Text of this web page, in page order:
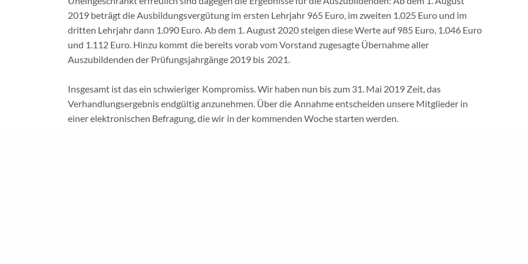
2019 beträgt die Ausbildungsvergütung im ersten Lehrjahr 965 Euro, im zweiten 1.025 Euro und im
dritten Lehrjahr dann 1.090 Euro. Ab dem 1. August 2020 steigen diese Werte auf 985 Euro, 1.046 Euro
und 1.112 Euro. Hinzu kommt die bereits vorab vom Vorstand zugesagte Übernahme aller
Auszubildenden der Prüfungsjahrgänge 2019 bis 2021.
Insgesamt ist das ein schwieriger Kompromiss. Wir haben nun bis zum 31. Mai 2019 Zeit, das
Verhandlungsergebnis endgültig anzunehmen. Über die Annahme entscheiden unsere Mitglieder in
einer elektronischen Befragung, die wir in der kommenden Woche starten werden.
Wir|Leistungen|Mitglied werden|Meine GdS |Kontakt| Impressum